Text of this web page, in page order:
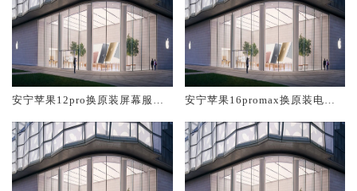
安宁苹果12pro换原装屏幕服务
安宁苹果16promax换原装电池